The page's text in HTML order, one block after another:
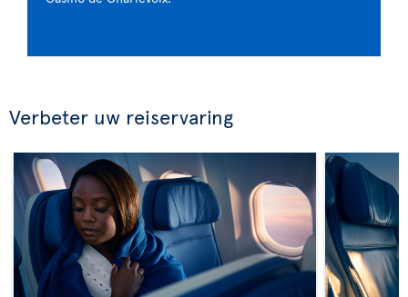
Verbeter uw reiservaring